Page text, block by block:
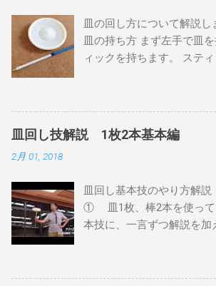
皿の回し方について解説
皿の持ち方 まず左手で皿
ィックを持ちます。 スティ
ます。 皿はなるべく水平
皿の裏面の足になっている
プ」と呼びます）の内側で
反対の位置にスティックの
わないようにしましょう。
手は奥に動かすと、下か
りに動くはずです。手を離
します。 時計回りに勢い
し、手首をリラックスさせ
皿回し技解説 1枚2本基本編
2月 01, 2018
皿回し基本技のやり方解
① 皿1枚、棒2本を使って
本技に、一言ずつ解説を加
この動画の前半部分です
ス 皿を投げて、棒を反転